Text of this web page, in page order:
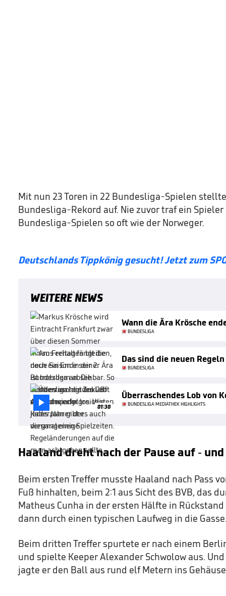
Mit nun 23 Toren in 22 Bundesliga-Spielen
Bundesliga-Rekord auf. Nie zuvor traf ein
Bundesliga-Spielen so oft wie der Norweger.
Deutschlands Tippkönig gesucht! Jetzt zum
WEITERE NEWS
Wann die Ära Krösche
BUNDESLIGA
Das sind die neuen
BUNDESLIGA
 01:30
Überraschendes Lob von
BUNDESLIGA MEDIATHEK HIGHLIGHTS
Haaland dreht nach der Pause auf -
Beim ersten Treffer musste Haaland nach Pass
Fuß hinhalten, beim 2:1 aus Sicht des BVB, das
Matheus Cunha in der ersten Hälfte in
dann durch einen typischen Laufweg in die Gasse.
Beim dritten Treffer spurtete er nach einem
und spielte Keeper Alexander Schwolow aus.
jagte er den Ball aus rund elf Metern ins